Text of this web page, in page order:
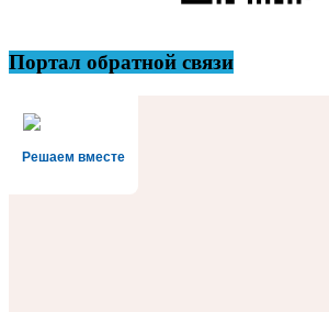
Портал обратной связи
Решаем вместе